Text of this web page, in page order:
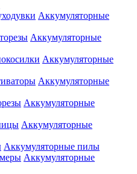
Аккумуляторные
Аккумуляторные
Аккумуляторные
Аккумуляторные
Аккумуляторные
Аккумуляторные
Аккумуляторные пилы
Аккумуляторные